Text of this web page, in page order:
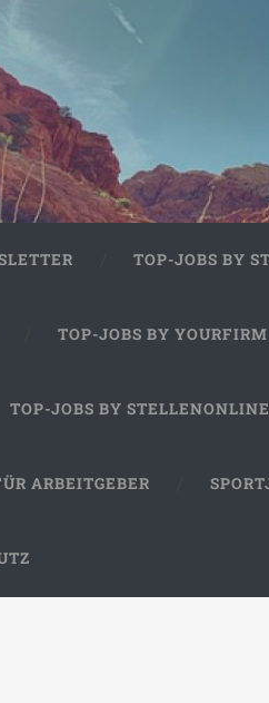
TOP-JOBS BY
TOP-JOBS BY YOURFIRM
TOP-JOBS BY STELLENONLINE
ARBEITGEBER